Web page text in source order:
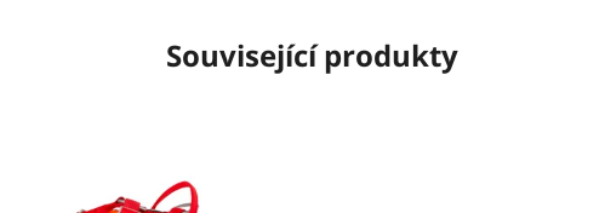
Související produkty